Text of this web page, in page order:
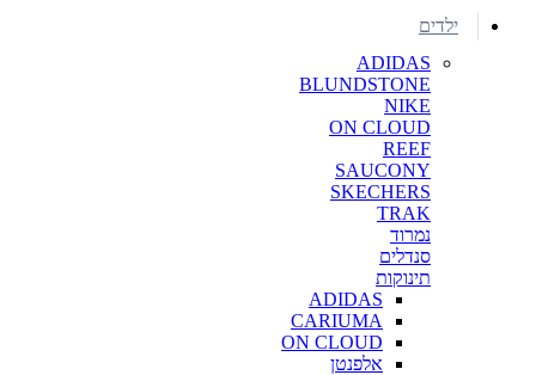
ילדים
ADIDAS
BLUNDSTONE
NIKE
ON CLOUD
REEF
SAUCONY
SKECHERS
TRAK
נמרוד
סנדלים
תינוקות
ADIDAS
CARIUMA
ON CLOUD
אלפנטן